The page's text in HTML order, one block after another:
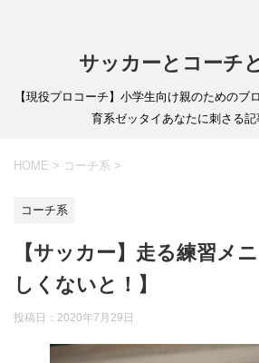
サッカーとコーチ
【現役プロコーチ】小学生向け親のためのブ
育系ゼッタイあなたに刺さる記
HOME > コーチ系 >
コーチ系
【サッカー】走る練習メ
しくないと！】
投稿日： 2020年7月29日